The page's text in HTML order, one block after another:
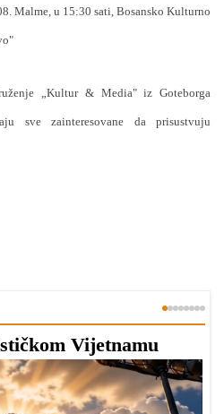
Malme, u 15:30 sati, Bosansko Kulturno
„Kultur & Media" iz Goteborga
sve zainteresovane da prisustvuju
Vijetnamu